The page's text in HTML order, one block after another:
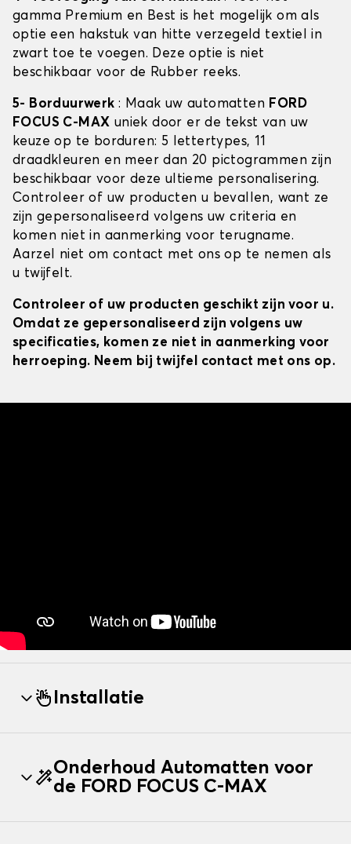
gamma Premium en Best is het mogelijk om als
optie een hakstuk van hitte verzegeld textiel in
zwart toe te voegen. Deze optie is niet
beschikbaar voor de Rubber reeks.
5- Borduurwerk : Maak uw automatten FORD
FOCUS C-MAX uniek door er de tekst van uw
keuze op te borduren: 5 lettertypes, 11
draadkleuren en meer dan 20 pictogrammen zijn
beschikbaar voor deze ultieme personalisering.
Controleer of uw producten u bevallen, want ze
zijn gepersonaliseerd volgens uw criteria en
komen niet in aanmerking voor terugname.
Aarzel niet om contact met ons op te nemen als
u twijfelt.
Controleer of uw producten geschikt zijn voor u.
Omdat ze gepersonaliseerd zijn volgens uw
specificaties, komen ze niet in aanmerking voor
herroeping. Neem bij twijfel contact met ons op.
Installatie
Onderhoud Automatten voor
de FORD FOCUS C-MAX